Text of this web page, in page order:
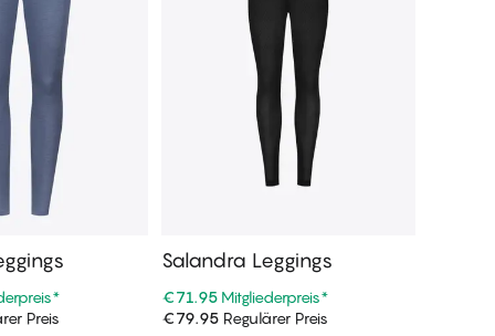
Warenkorb
*
Preis In den Warenkorb
Salandra Leggings
€71.95 Mitgliederpreis*
€79.95Regulärer Preis